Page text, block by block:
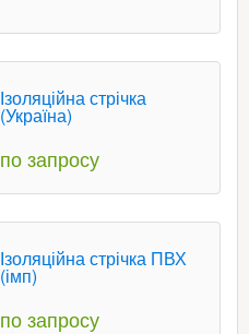
Ізоляційна стрічка
(Україна)
по запросу
Ізоляційна стрічка ПВХ
(імп)
по запросу